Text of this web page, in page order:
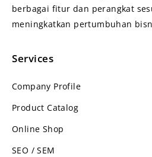
berbagai fitur dan perangkat
meningkatkan pertumbuhan
Services
Company Profile
Product Catalog
Online Shop
SEO / SEM